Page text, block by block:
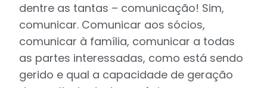
dentre as tantas – comunicação! Sim,
comunicar. Comunicar aos sócios,
comunicar à família, comunicar a todas
as partes interessadas, como está sendo
gerido e qual a capacidade de geração